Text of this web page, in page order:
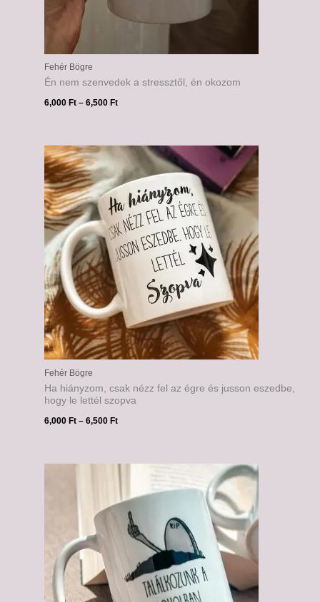
Fehér Bögre
Én nem szenvedek a stressztől, én okozom
6,000 Ft – 6,500 Ft
Fehér Bögre
Ha hiányzom, csak nézz fel az égre és jusson eszedbe,
hogy le lettél szopva
6,000Ft – 6,500Ft
6,000 Ft
6,500 Ft
6,500 Ft